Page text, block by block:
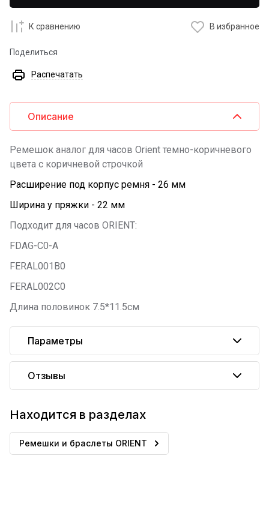
К сравнению В избранное
Поделиться
Распечатать
Описание
Ремешок аналог для часов Orient темно-коричневого
цвета с коричневой строчкой
Расширение под корпус ремня - 26 мм
Ширина у пряжки - 22 мм
Подходит для часов ORIENT:
FDAG-C0-A
FERAL001B0
FERAL002C0
Длина половинок 7.5*11.5см
Параметры
Отзывы
Находится в разделах
Ремешки и браслеты ORIENT